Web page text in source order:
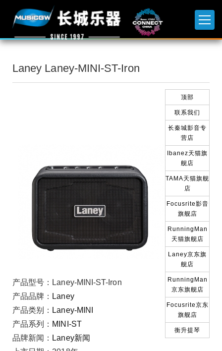
Laney Laney-MINI-ST-Iron
产品型号： Laney-MINI-ST-Iron
产品品牌： Laney
产品类别： Laney-MINI
产品系列： MINI-ST
品牌新闻： Laney新闻
顶部
联系我们
长秦城影音专
营店
Ibanez天猫旗
舰店
TAMA天猫旗舰
店
Focusrite影音
旗舰店
RunningMan
天猫旗舰店
Laney京东旗
舰店
RunningMan
京东旗舰店
Focusrite京东
旗舰店
衡升提琴